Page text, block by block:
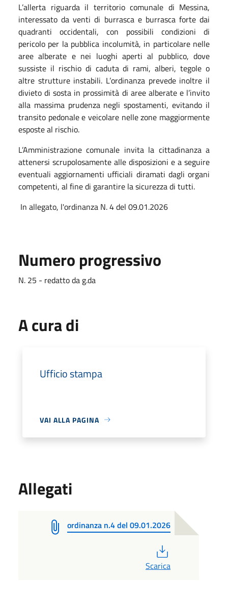
L’allerta riguarda il territorio comunale di Messina,
interessato da venti di burrasca e burrasca forte dai
quadranti occidentali, con possibili condizioni di
pericolo per la pubblica incolumità, in particolare nelle
aree alberate e nei luoghi aperti al pubblico, dove
sussiste il rischio di caduta di rami, alberi, tegole o
altre strutture instabili. L’ordinanza prevede inoltre il
divieto di sosta in prossimità di aree alberate e l’invito
alla massima prudenza negli spostamenti, evitando il
transito pedonale e veicolare nelle zone maggiormente
esposte al rischio.
L’Amministrazione comunale invita la cittadinanza a
attenersi scrupolosamente alle disposizioni e a seguire
eventuali aggiornamenti ufficiali diramati dagli organi
competenti, al fine di garantire la sicurezza di tutti.
In allegato, l'ordinanza N. 4 del 09.01.2026
Numero progressivo
N. 25 - redatto da g.da
A cura di
Ufficio stampa
VAI ALLA PAGINA
Allegati
ordinanza n.4 del 09.01.2026
Scarica